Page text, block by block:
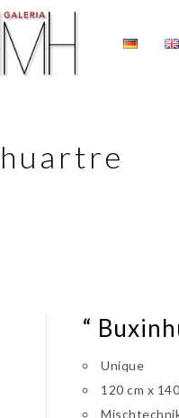
“
Unique
120 cm x